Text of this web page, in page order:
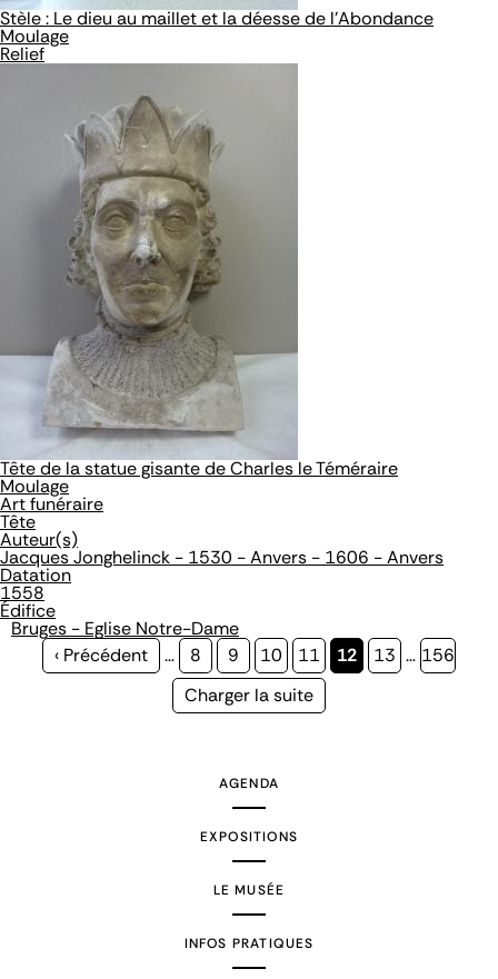
Stèle : Le dieu au maillet et la déesse de l'Abondance
Moulage
Relief
Tête de la statue gisante de Charles le Téméraire
Moulage
Art funéraire
Tête
Auteur(s)
Jacques Jonghelinck - 1530 - Anvers - 1606 - Anvers
Datation
1558
Édifice
Bruges - Eglise Notre-Dame
Page
‹ Précédent … Page
8 Page
9 Page
10 Page
11
Page
12 Page
13 … Page
156
Page
Charger la suite
AGENDA
EXPOSITIONS
LE MUSÉE
INFOS PRATIQUES